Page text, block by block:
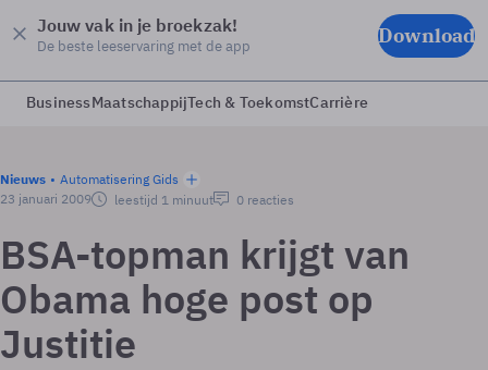
Jouw vak in je broekzak!
De beste leeservaring met de app Download
BusinessMaatschappijTech & ToekomstCarrière
Nieuws
Automatisering Gids
23 januari 2009
leestijd 1 minuut 0 reacties
BSA-topman krijgt van
Obama hoge post op
Justitie